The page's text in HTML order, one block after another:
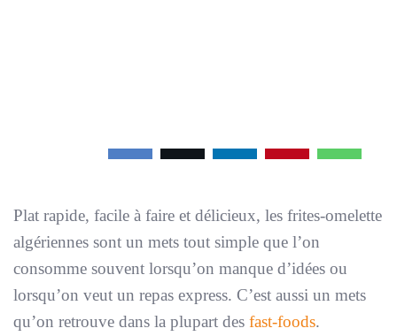
Plat rapide, facile à faire et délicieux, les frites-omelette
algériennes sont un mets tout simple que l’on
consomme souvent lorsqu’on manque d’idées ou
lorsqu’on veut un repas express. C’est aussi un mets
qu’on retrouve dans la plupart des fast-foods.